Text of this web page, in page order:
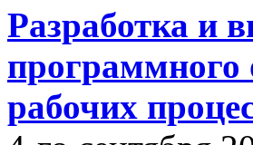
Разработка и
программного
рабочих